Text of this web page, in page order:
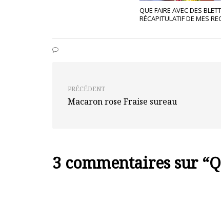
QUE FAIRE AVEC DES
RÉCAPITULATIF DE MES
PRÉCÉDENT
Macaron rose Fraise sureau
3 commentaires sur “